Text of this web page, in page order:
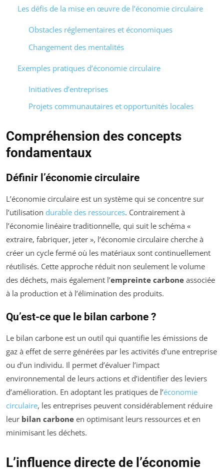
Les défis de la mise en œuvre de l’économie circulaire
Obstacles réglementaires et économiques
Changement des mentalités
Exemples pratiques d’économie circulaire
Initiatives d’entreprises
Projets communautaires et opportunités locales
Compréhension des concepts
fondamentaux
Définir l’économie circulaire
L’économie circulaire est un système qui se concentre sur
l’utilisation durable des ressources. Contrairement à
l’économie linéaire traditionnelle, qui suit le schéma «
extraire, fabriquer, jeter », l’économie circulaire cherche à
créer un cycle fermé où les matériaux sont continuellement
réutilisés. Cette approche réduit non seulement le volume
des déchets, mais également l’empreinte carbone associée
à la production et à l’élimination des produits.
Qu’est-ce que le bilan carbone ?
Le bilan carbone est un outil qui quantifie les émissions de
gaz à effet de serre générées par les activités d’une entreprise
ou d’un individu. Il permet d’évaluer l’impact
environnemental de leurs actions et d’identifier des leviers
d’amélioration. En adoptant les pratiques de l’économie
circulaire, les entreprises peuvent considérablement réduire
leur bilan carbone en optimisant leurs ressources et en
minimisant les déchets.
L’influence directe de l’économie